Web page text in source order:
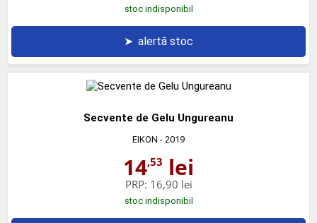
stoc indisponibil
➤ alertă stoc
Secvente de Gelu Ungureanu
EIKON - 2019
14,53 lei
PRP: 16,90 lei
stoc indisponibil